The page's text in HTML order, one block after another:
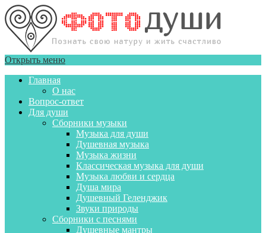
Открыть меню
Главная
О нас
Вопрос-ответ
Для души
Сборники музыки
Музыка для души
Душевная музыка
Музыка жизни
Классическая музыка для души
Музыка любви и сердца
Душа мира
Душевный Геленджик
Звуки природы
Сборники с песнями
Душевные мантры